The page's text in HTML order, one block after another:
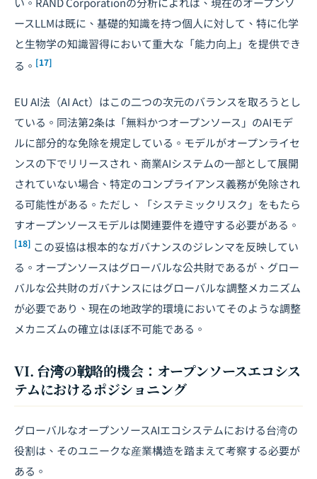
ースLLMは既に、基礎的知識を持つ個人に対して、特に化学
と生物学の知識習得において重大な「能力向上」を提供でき
る。 [17]
EU AI法（AI Act）はこの二つの次元のバランスを取ろうとし
ている。同法第2条は「無料かつオープンソース」のAIモデ
ルに部分的な免除を規定している。モデルがオープンライセ
ンスの下でリリースされ、商業AIシステムの一部として展開
されていない場合、特定のコンプライアンス義務が免除され
る可能性がある。ただし、「システミックリスク」をもたら
すオープンソースモデルは関連要件を遵守する必要がある。
[18] この妥協は根本的なガバナンスのジレンマを反映してい
る。オープンソースはグローバルな公共財であるが、グロー
バルな公共財のガバナンスにはグローバルな調整メカニズム
が必要であり、現在の地政学的環境においてそのような調整
メカニズムの確立はほぼ不可能である。
VI. 台湾の戦略的機会：オープンソースエコシス
テムにおけるポジショニング
グローバルなオープンソースAIエコシステムにおける台湾の
役割は、そのユニークな産業構造を踏まえて考察する必要が
ある。